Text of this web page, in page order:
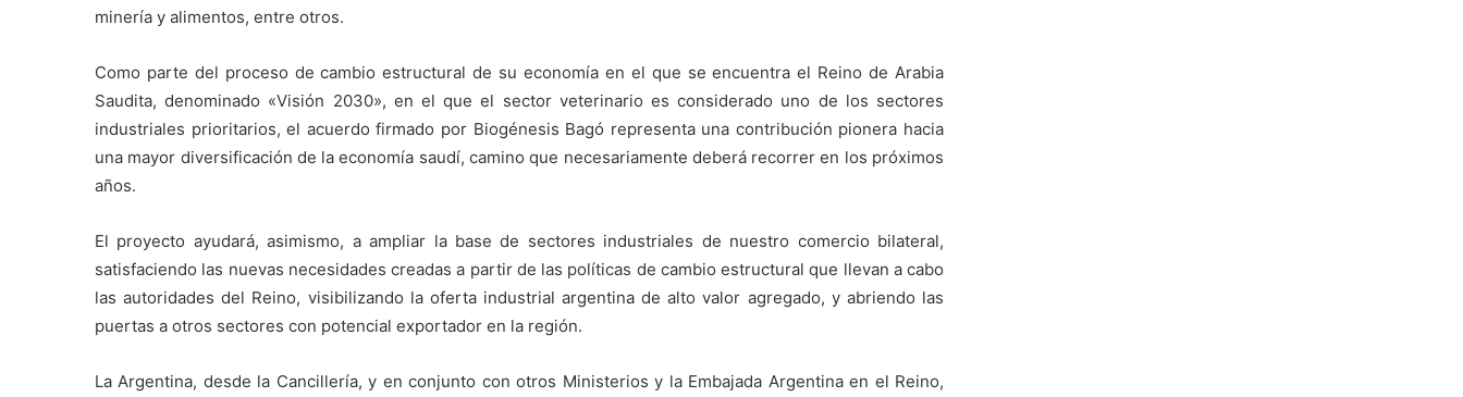
minería y alimentos, entre otros.
Como parte del proceso de cambio estructural de su economía en el que se encuentra el Reino de Arabia
Saudita, denominado «Visión 2030», en el que el sector veterinario es considerado uno de los sectores
industriales prioritarios, el acuerdo firmado por Biogénesis Bagó representa una contribución pionera hacia
una mayor diversificación de la economía saudí, camino que necesariamente deberá recorrer en los próximos
años.
El proyecto ayudará, asimismo, a ampliar la base de sectores industriales de nuestro comercio bilateral,
satisfaciendo las nuevas necesidades creadas a partir de las políticas de cambio estructural que llevan a cabo
las autoridades del Reino, visibilizando la oferta industrial argentina de alto valor agregado, y abriendo las
puertas a otros sectores con potencial exportador en la región.
La Argentina, desde la Cancillería, y en conjunto con otros Ministerios y la Embajada Argentina en el Reino,